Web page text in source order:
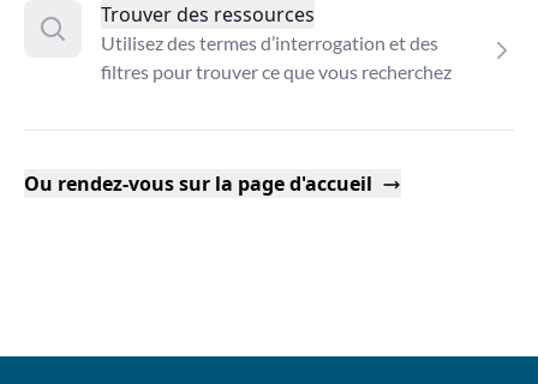
Trouver des ressources
Utilisez des termes d’interrogation et des
filtres pour trouver ce que vous recherchez
Ou rendez-vous sur la page d'accueil